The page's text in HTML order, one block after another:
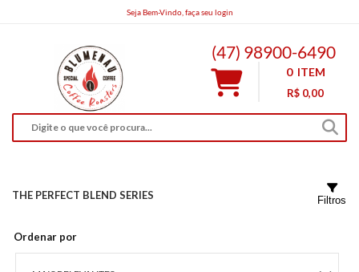
Seja Bem-Vindo, faça seu login
(47) 98900-6490
0 ITEM
R$ 0,00
THE PERFECT BLEND SERIES
Ordenar por
Filtros